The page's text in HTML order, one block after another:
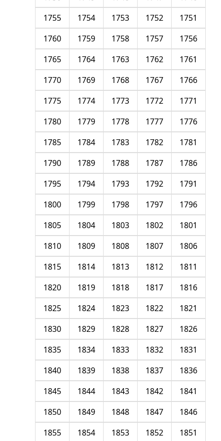
1751
1752
1753
1754
1755
1756
1757
1758
1759
1760
1761
1762
1763
1764
1765
1766
1767
1768
1769
1770
1771
1772
1773
1774
1775
1776
1777
1778
1779
1780
1781
1782
1783
1784
1785
1786
1787
1788
1789
1790
1791
1792
1793
1794
1795
1796
1797
1798
1799
1800
1801
1802
1803
1804
1805
1806
1807
1808
1809
1810
1811
1812
1813
1814
1815
1816
1817
1818
1819
1820
1821
1822
1823
1824
1825
1826
1827
1828
1829
1830
1831
1832
1833
1834
1835
1836
1837
1838
1839
1840
1841
1842
1843
1844
1845
1846
1847
1848
1849
1850
1851
1852
1853
1854
1855